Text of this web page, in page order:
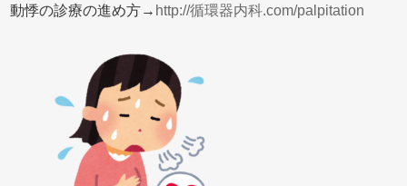
動悸の診療の進め方→ http://循環器内科.com/palpitation